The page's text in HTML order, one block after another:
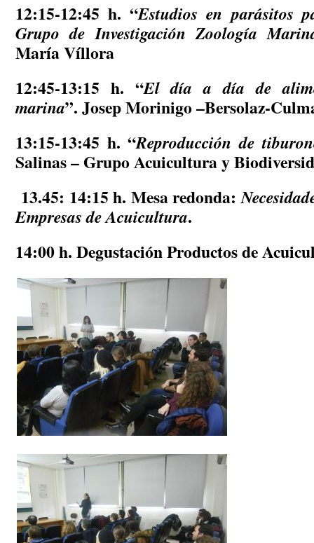
12:15-12:45 h.“Estudios en parásitos
Grupo de Investigación Zoología
María Víllora
12:45-13:15 h. “El día a día de
marina”. Josep Morinigo –Bersolaz-
13:15-13:45 h. “Reproducción de
Salinas – Grupo Acuicultura y
13.45: 14:15 h. Mesa redonda:
Empresas deAcuicultura.
14:00 h. Degustación Productos de